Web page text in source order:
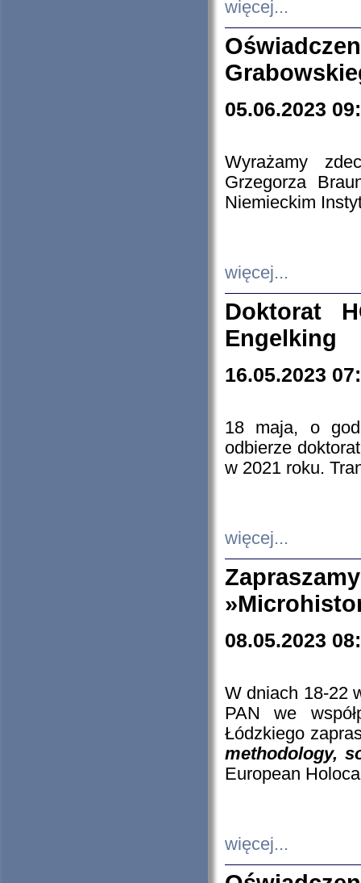
więcej...
05.06.2023
Wyrażamy
Grzegorza
Niemieckim
więcej...
Doktorat
Engelking
16.05.2023
18 maja, o
odbierze
w 2021 roku.
więcej...
08.05.2023
W dniach 18-22
PAN we
Łódzkiego
methodology,
European
więcej...